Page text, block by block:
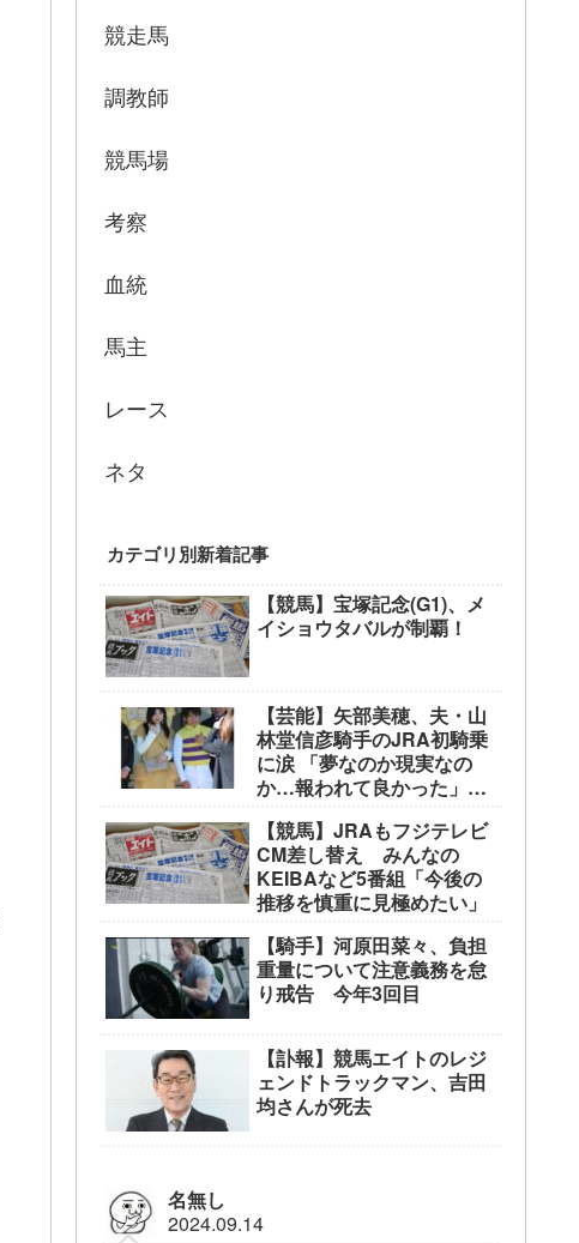
競走馬
調教師
競馬場
考察
血統
馬主
レース
ネタ
カテゴリ別新着記事
【競馬】宝塚記念(G1)、メ
イショウタバルが制覇！
【芸能】矢部美穂、夫・山
林堂信彦騎手のJRA初騎乗
に涙 「夢なのか現実なの
か…報われて良かった」
【競馬】JRAもフジテレビ
CM差し替え みんなの
KEIBAなど5番組「今後の
推移を慎重に見極めたい」
【騎手】河原田菜々、負担
重量について注意義務を怠
り戒告 今年3回目
【訃報】競馬エイトのレジ
ェンドトラックマン、吉田
均さんが死去
名無し
2024.09.14